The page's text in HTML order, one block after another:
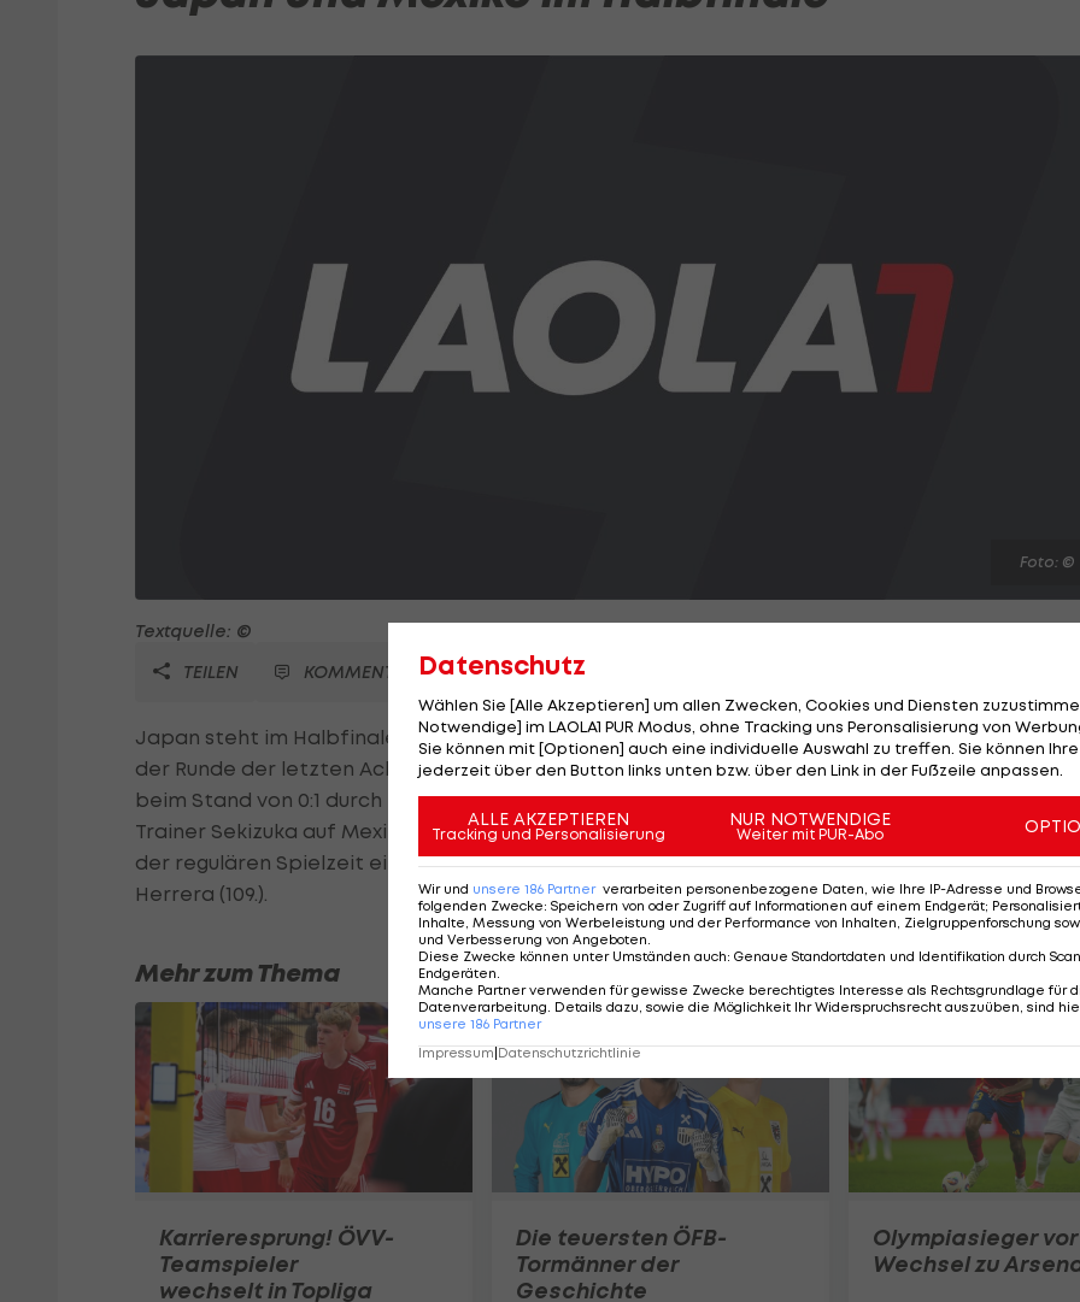
Foto: ©
Textquelle: ©
TEILEN
KOMMENTARE
Japan steht im Halbfinale des Olympischen Fußballturniers der Herren. Die Asiaten setzen
der Runde der letzten Acht mit 3:0 gegen Ägypten durch, die Pharaonen schwächen sich aber
beim Stand von 0:1 durch eine Rote Karte selbst (41.). In der Vorschlussrunde trifft die Truppe von
Trainer Sekizuka auf Mexiko, das beim 4:2 gegen Senegal in die Verlängerung muss. "El Tri" gibt in
der regulären Spielzeit ein 2:0 aus der Hand, die Entscheidung besorgen dos Santos (98.) und
Herrera (109.).
Mehr zum Thema
Karrieresprung! ÖVV-
Teamspieler
wechselt in Topliga
Die teuersten ÖFB-
Tormänner der
Geschichte
Olympiasieger vor
Wechsel zu
Datenschutz
Wählen Sie [Alle Akzeptieren] um allen Zwecken, Cookies und Diensten
Notwendige] im LAOLA1 PUR Modus, ohne Tracking uns Peronsalisierung von
Sie können mit [Optionen] auch eine individuelle Auswahl zu treffen. Sie können
jederzeit über den Button links unten bzw. über den Link in der Fußzeile anpassen.
ALLE AKZEPTIEREN
Tracking und Personalisierung
NUR NOTWENDIGE
Weiter mit PUR-Abo
Wir und unsere 186 Partner verarbeiten personenbezogene Daten, wie Ihre IP-Adresse und
folgenden Zwecke: Speichern von oder Zugriff auf Informationen auf einem Endgerät;
Inhalte, Messung von Werbeleistung und der Performance von Inhalten, Zielgruppenforschung
und Verbesserung von Angeboten
Diese Zwecke können unter Umständen auch: Genaue Standortdaten und Identifikation durch
Endgeräten
Manche Partner verwenden für gewisse Zwecke berechtigtes Interesse als Rechtsgrundlage für
Datenverarbeitung. Details dazu, sowie die Möglichkeit Ihr Widerspruchsrecht auszuüben, sind
unsere 186 Partner
Impressum|Datenschutzrichtlinie